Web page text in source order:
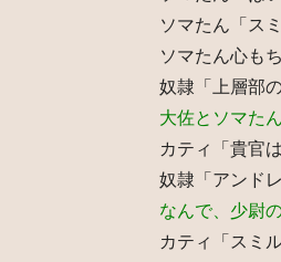
ソマたん「ス
ソマたん心も
奴隷「上層部
大佐とソマた
カティ「貴官は
奴隷「アンド
なんで、少尉
カティ「スミ